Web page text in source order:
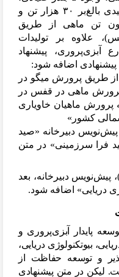
بر ۳۰ هزار تن و
تن ماهی از طریق
علاوه بر تولیدات
آبزیپروری، پیشنهاد
اضافه شود:
از طریق پرورش میگو در
ماهی در قفس در
ماهیان خاویاری
کشور»
نویس دبیرخانه «صید
فرا سرزمینی» در متن
پیشنویس دبیرخانه، بعد
دریایی» اضافه شود.
پایدار آبزیپروری و
بیوتکنولوژی دریایی،
و توسعه حفاظت از
لیکن در متن پیشنهادی